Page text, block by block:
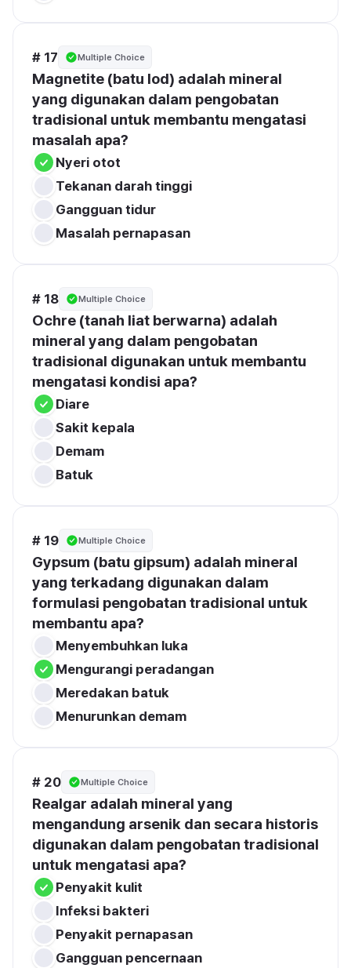
# 17 Multiple Choice
Magnetite (batu lod) adalah mineral
yang digunakan dalam pengobatan
tradisional untuk membantu mengatasi
masalah apa?
Nyeri otot
Tekanan darah tinggi
Gangguan tidur
Masalah pernapasan
# 18 Multiple Choice
Ochre (tanah liat berwarna) adalah
mineral yang dalam pengobatan
tradisional digunakan untuk membantu
mengatasi kondisi apa?
Diare
Sakit kepala
Demam
Batuk
# 19 Multiple Choice
Gypsum (batu gipsum) adalah mineral
yang terkadang digunakan dalam
formulasi pengobatan tradisional untuk
membantu apa?
Menyembuhkan luka
Mengurangi peradangan
Meredakan batuk
Menurunkan demam
# 20 Multiple Choice
Realgar adalah mineral yang
mengandung arsenik dan secara historis
digunakan dalam pengobatan tradisional
untuk mengatasi apa?
Penyakit kulit
Infeksi bakteri
Penyakit pernapasan
Gangguan pencernaan